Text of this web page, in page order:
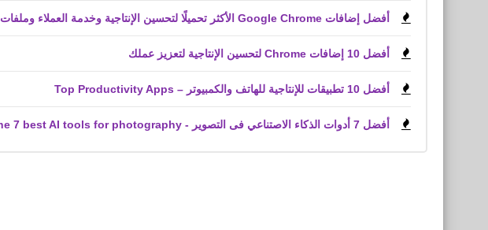
أفضل إضافات Google Chrome الأكثر تحميلًا لتحسين الإنتاجية وخدمة العملاء وملفات PDF
أفضل 10 إضافات Chrome لتحسين الإنتاجية لتعزيز عملك
أفضل 10 تطبيقات للإنتاجية للهاتف والكمبيوتر – Top Productivity Apps
أفضل 7 أدوات الذكاء الاصتناعي فى التصوير - The 7 best AI tools for photography